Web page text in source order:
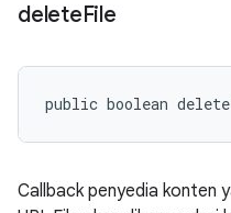
deleteFile
public boolean
Callback penyedia konten